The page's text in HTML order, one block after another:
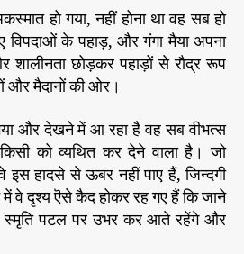
8
/
0
6
/
0
1
3
हो गया, नहीं होना था वह सब हो
विपदाओं के पहाड़, और गंगा मैया अपना
शालीनता छोड़कर पहाड़ों से रौद्र रूप
और मैदानों की ओर।
और देखने में आ रहा है वह सब वीभत्स
को व्यथित कर देने वाला है। जो
वे इस हादसे से ऊबर नहीं पाए हैं, जिन्दगी
वे दृश्य ऎसे कैद होकर रह गए हैं कि जाने
स्मृति पटल पर उभर कर आते रहेंगे और